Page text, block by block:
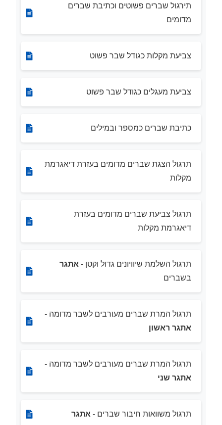
תירגול שברים פשוטים וכתיבת שברים
מדומים
צביעת מקלות כגודל שבר פשוט
צביעת מעגלים כגודל שבר פשוט
כתיבת שברים כמספר ובמילים
תרגול הצגת שברים מדומים בעזרת דיאגרמת
מקלות
תרגול צביעת שברים מדומים בעזרת
דיאגרמת מקלות
תרגול השלמת שיוויונים גדול וקטן - אתגר
בשברים
תרגול המרת שברים מעורבים לשבר מדומה -
אתגר ראשון
תרגול המרת שברים מעורבים לשבר מדומה -
אתגר שני
תרגול משוואות חיבור שברים - אתגר